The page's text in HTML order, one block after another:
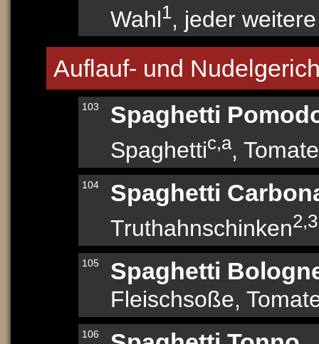
Wahl1, jeder
Auflauf- und
103 Spaghetti
Spaghettic,a,
104 Spaghetti
Truthahnschinken
105 Spaghetti
Fleischsoße,
106